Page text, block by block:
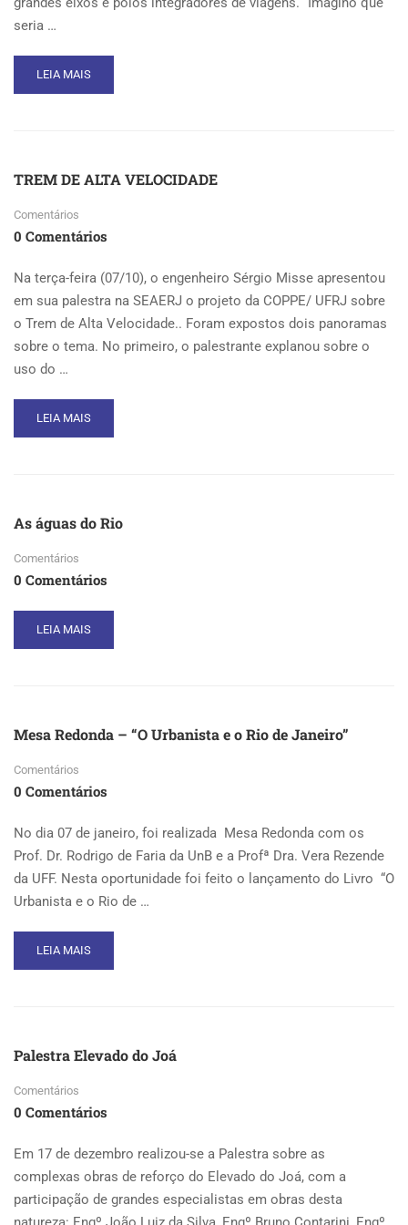
seria …
READ
MORE
DE
NA
SEAERJ
LEIA MAIS
TREM DE ALTA VELOCIDADE
Comentários
0 Comentários
Na terça-feira (07/10), o engenheiro Sérgio Misse apresentou
em sua palestra na SEAERJ o projeto da COPPE/ UFRJ sobre
o Trem de Alta Velocidade.. Foram expostos dois panoramas
sobre o tema. No primeiro, o palestrante explanou sobre o
uso do …
READ
MORE
VELOCIDADE
LEIA MAIS
As águas do Rio
Comentários
0 Comentários
READ
MORE
RIO
LEIA MAIS
Mesa Redonda – “O Urbanista e o Rio de Janeiro”
Comentários
0 Comentários
No dia 07 de janeiro, foi realizada Mesa Redonda com os
Prof. Dr. Rodrigo de Faria da UnB e a Profª Dra. Vera Rezende
da UFF. Nesta oportunidade foi feito o lançamento do Livro “O
Urbanista e o Rio de …
READ
MORE
“O
E
O
DE
JANEIRO”
LEIA MAIS
Palestra Elevado do Joá
Comentários
0 Comentários
Em 17 de dezembro realizou-se a Palestra sobre as
complexas obras de reforço do Elevado do Joá, com a
participação de grandes especialistas em obras desta